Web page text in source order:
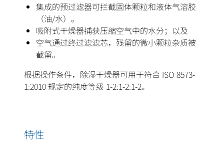
集成的预过滤器可拦截固体颗粒和液体气溶胶
（油/水）。
吸附式干燥器捕获压缩空气中的水分；以及
空气通过终过滤滤芯，残留的微小颗粒杂质被
截留。
根据操作条件，除湿干燥器可用于符合 ISO 8573-
1:2010 规定的纯度等级 1-2:1-2:1-2。
特性